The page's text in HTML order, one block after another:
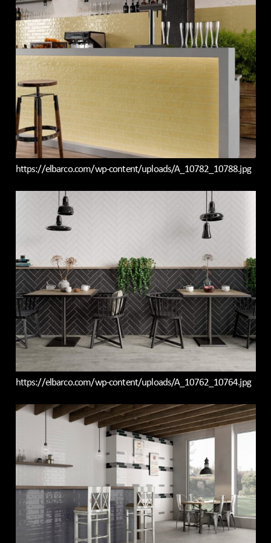
https://elbarco.com/wp-content/uploads/A_10782_10788.jpg
https://elbarco.com/wp-content/uploads/A_10762_10764.jpg